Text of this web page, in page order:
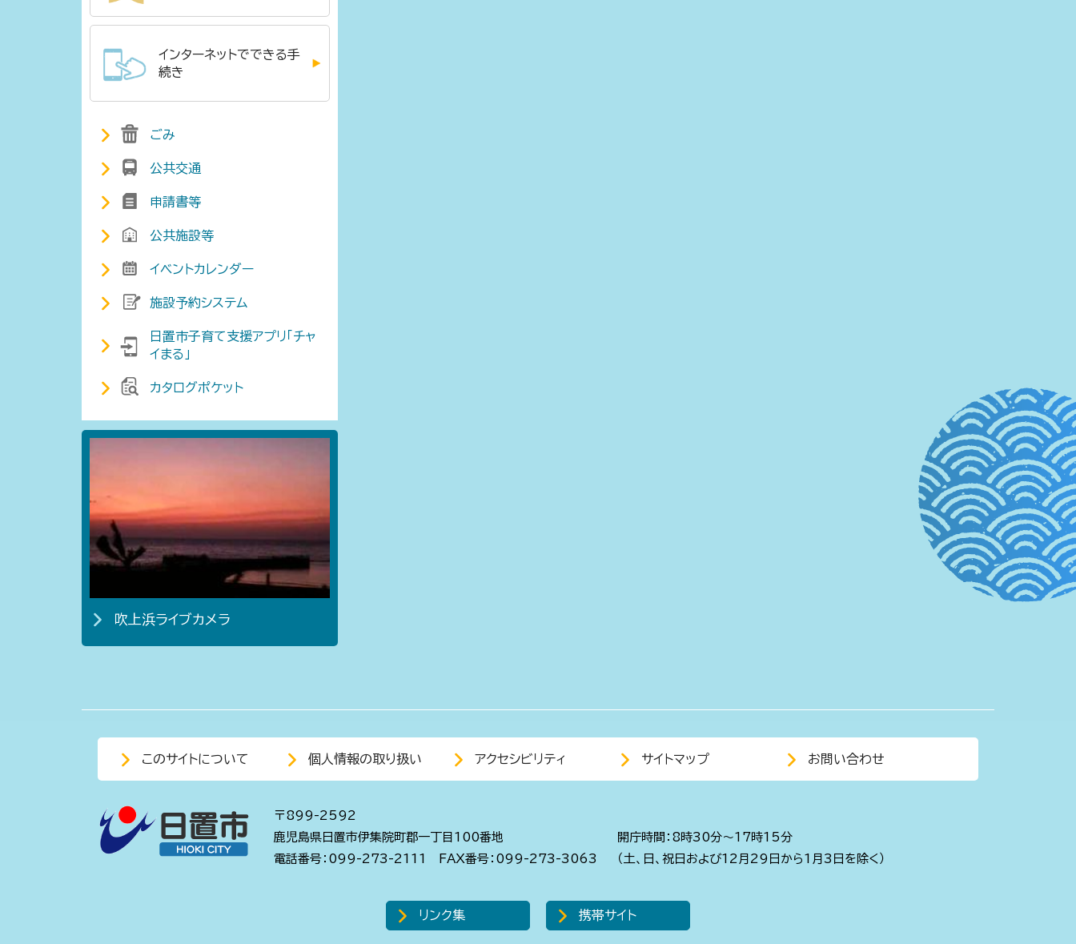
インターネットでできる手
続き
ごみ
公共交通
申請書等
公共施設等
イベントカレンダー
施設予約システム
日置市子育て支援アプリ「チャ
イまる」
カタログポケット
吹上浜ライブカメラ
このサイトについて 個人情報の取り扱い アクセシビリティ サイトマップ お問い合わせ
〒899-2592
鹿児島県日置市伊集院町郡一丁目100番地
電話番号：099-273-2111
FAX番号：099-273-3063
開庁時間：8時30分～17時15分
（土、日、祝日および12月29日から1月3日を除く）
リンク集 携帯サイト